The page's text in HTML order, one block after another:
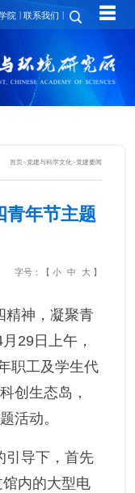
院 | 联系我们 | ☰
首页>党建与科学文化>党建要闻
青年节主题
字号：【 小 中 大】
精神，凝聚青
月29日上午，
职工及学生代
创生态岛，
活动。
引导下，首先
内的大型电